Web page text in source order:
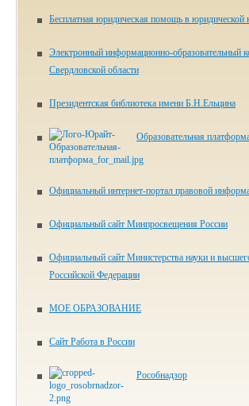
Бесплатная юридическая помощь в юридической
Электронный информационно-образовательный
Свердловской области
Президентская библиотека имени Б.Н.Ельцина
Образовательная
Официальный интернет-портал правовой
Официальный сайт Минпросвещения России
Официальный сайт Министерства науки и
Российской Федерации
МОЕ ОБРАЗОВАНИЕ
Сайт Работа в России
Рособнадзор